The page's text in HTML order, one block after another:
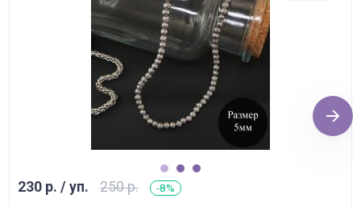
230 р. / уп. 250 р. -8%
Next